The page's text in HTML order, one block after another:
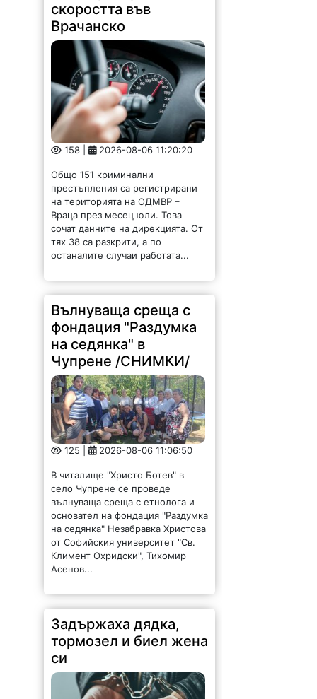
скоростта във
Врачанско
158 | 2026-08-06 11:20:20
Общо 151 криминални
престъпления са регистрирани
на територията на ОДМВР –
Враца през месец юли. Това
сочат данните на дирекцията. От
тях 38 са разкрити, а по
останалите случаи работата...
Вълнуваща среща с
фондация "Раздумка
на седянка" в
Чупрене /СНИМКИ/
125 | 2026-08-06 11:06:50
В читалище "Христо Ботев" в
село Чупрене се проведе
вълнуваща среща с етнолога и
основател на фондация "Раздумка
на седянка" Незабравка Христова
от Софийския университет "Св.
Климент Охридски", Тихомир
Асенов...
Задържаха дядка,
тормозел и биел жена
си